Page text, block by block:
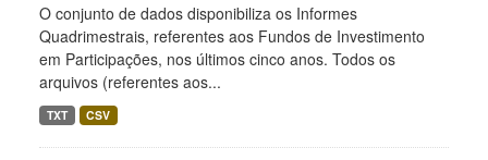
O conjunto de dados disponibiliza os Informes
Quadrimestrais, referentes aos Fundos de Investimento
em Participações, nos últimos cinco anos. Todos os
arquivos (referentes aos...
TXT CSV